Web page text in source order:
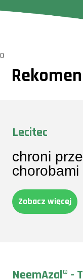
0
Lecitec
chroni
chorobami
Zobacz więcej
NeemAzal® -